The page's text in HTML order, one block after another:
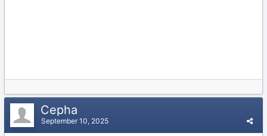
Cepha
September 10, 2025